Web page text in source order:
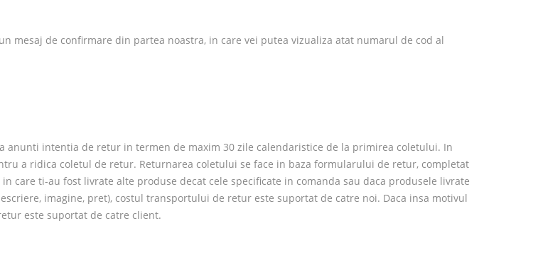
mesaj de confirmare din partea noastra, in care vei putea vizualiza atat numarul de cod al
anunti intentia de retur in termen de maxim 30 zile calendaristice de la primirea coletului. In
a ridica coletul de retur. Returnarea coletului se face in baza formularului de retur, completat
in care ti-au fost livrate alte produse decat cele specificate in comanda sau daca produsele livrate
imagine, pret), costul transportului de retur este suportat de catre noi. Daca insa motivul
este suportat de catre client.